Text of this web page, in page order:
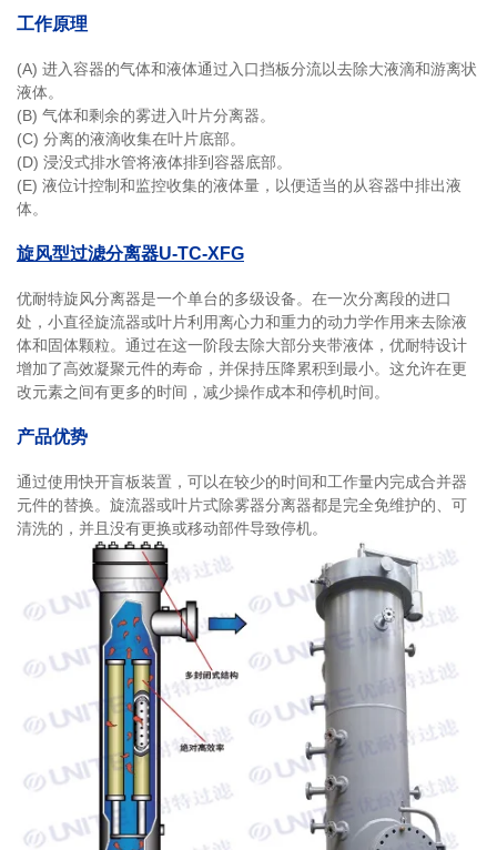
工作原理
(A) 进入容器的气体和液体通过入口挡板分流以去除大液滴和游离状
液体。
(B) 气体和剩余的雾进入叶片分离器。
(C) 分离的液滴收集在叶片底部。
(D) 浸没式排水管将液体排到容器底部。
(E) 液位计控制和监控收集的液体量，以便适当的从容器中排出液
体。
旋风型过滤分离器U-TC-XFG
优耐特旋风分离器是一个单台的多级设备。在一次分离段的进口
处，小直径旋流器或叶片利用离心力和重力的动力学作用来去除液
体和固体颗粒。通过在这一阶段去除大部分夹带液体，优耐特设计
增加了高效凝聚元件的寿命，并保持压降累积到最小。这允许在更
改元素之间有更多的时间，减少操作成本和停机时间。
产品优势
通过使用快开盲板装置，可以在较少的时间和工作量内完成合并器
元件的替换。旋流器或叶片式除雾器分离器都是完全免维护的、可
清洗的，并且没有更换或移动部件导致停机。